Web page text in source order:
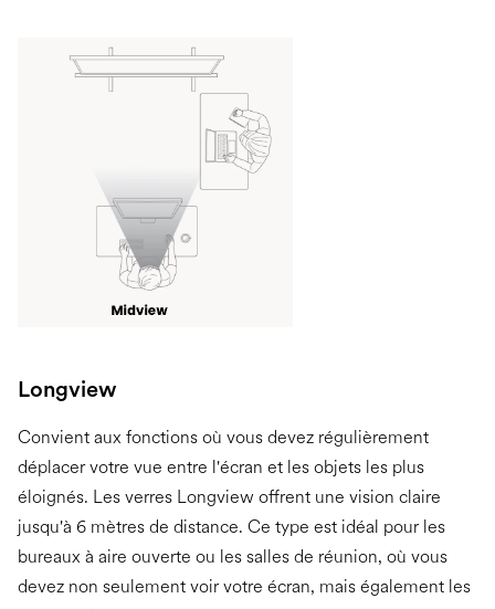
Longview
Convient aux fonctions où vous devez régulièrement
déplacer votre vue entre l'écran et les objets les plus
éloignés. Les verres Longview offrent une vision claire
jusqu'à 6 mètres de distance. Ce type est idéal pour les
bureaux à aire ouverte ou les salles de réunion, où vous
devez non seulement voir votre écran, mais également les